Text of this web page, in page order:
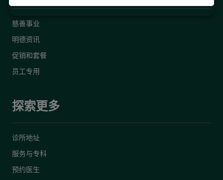
慈善事业
明德资讯
促销和套餐
员工专用
探索更多
诊所地址
服务与专科
预约医生